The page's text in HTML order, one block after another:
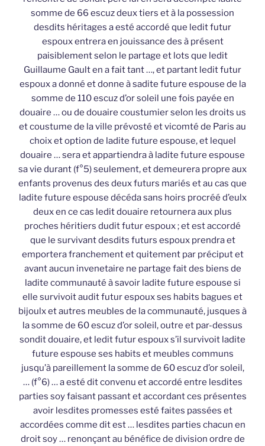
somme de 66 escuz deux tiers et à la possession
desdits héritages a esté accordé que ledit futur
espoux entrera en jouissance des à présent
paisiblement selon le partage et lots que ledit
Guillaume Gault en a fait tant …, et partant ledit futur
espoux a donné et donne à sadite future espouse de la
somme de 110 escuz d’or soleil une fois payée en
douaire … ou de douaire coustumier selon les droits us
et coustume de la ville prévosté et vicomté de Paris au
choix et option de ladite future espouse, et lequel
douaire … sera et appartiendra à ladite future espouse
sa vie durant (f°5) seulement, et demeurera propre aux
enfants provenus des deux futurs mariés et au cas que
ladite future espouse décéda sans hoirs procréé d’eulx
deux en ce cas ledit douaire retournera aux plus
proches héritiers dudit futur espoux ; et est accordé
que le survivant desdits futurs espoux prendra et
emportera franchement et quitement par préciput et
avant aucun invenetaire ne partage fait des biens de
ladite communauté à savoir ladite future espouse si
elle survivoit audit futur espoux ses habits bagues et
bijoulx et autres meubles de la communauté, jusques à
la somme de 60 escuz d’or soleil, outre et par-dessus
sondit douaire, et ledit futur espoux s’il survivoit ladite
future espouse ses habits et meubles communs
jusqu’à pareillement la somme de 60 escuz d’or soleil,
… (f°6) … a esté dit convenu et accordé entre lesdites
parties soy faisant passant et accordant ces présentes
avoir lesdites promesses esté faites passées et
accordées comme dit est … lesdites parties chacun en
droit soy … renonçant au bénéfice de division ordre de